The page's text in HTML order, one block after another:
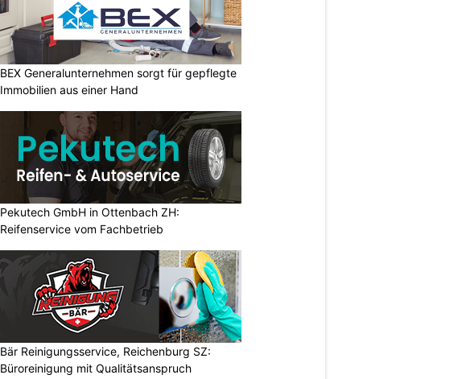
BEX Generalunternehmen sorgt für gepflegte
Immobilien aus einer Hand
Pekutech GmbH in Ottenbach ZH:
Reifenservice vom Fachbetrieb
Bär Reinigungsservice, Reichenburg SZ:
Büroreinigung mit Qualitätsanspruch